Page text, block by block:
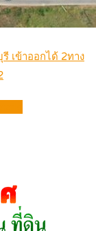
เข้าออกได้ 2ทาง